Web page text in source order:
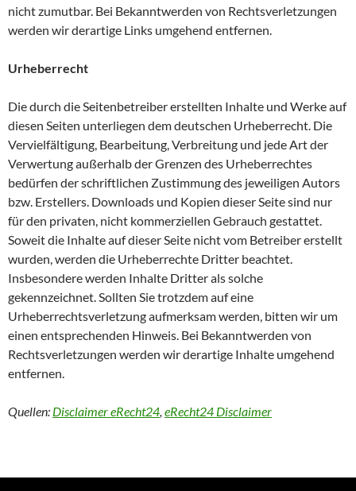
nicht zumutbar. Bei Bekanntwerden von Rechtsverletzungen
werden wir derartige Links umgehend entfernen.
Urheberrecht
Die durch die Seitenbetreiber erstellten Inhalte und Werke auf
diesen Seiten unterliegen dem deutschen Urheberrecht. Die
Vervielfältigung, Bearbeitung, Verbreitung und jede Art der
Verwertung außerhalb der Grenzen des Urheberrechtes
bedürfen der schriftlichen Zustimmung des jeweiligen Autors
bzw. Erstellers. Downloads und Kopien dieser Seite sind nur
für den privaten, nicht kommerziellen Gebrauch gestattet.
Soweit die Inhalte auf dieser Seite nicht vom Betreiber erstellt
wurden, werden die Urheberrechte Dritter beachtet.
Insbesondere werden Inhalte Dritter als solche
gekennzeichnet. Sollten Sie trotzdem auf eine
Urheberrechtsverletzung aufmerksam werden, bitten wir um
einen entsprechenden Hinweis. Bei Bekanntwerden von
Rechtsverletzungen werden wir derartige Inhalte umgehend
entfernen.
Quellen: Disclaimer eRecht24, eRecht24 Disclaimer